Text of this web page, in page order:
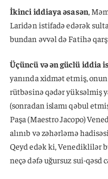
İkinci iddiaya əsasən,
Laridən istifadə edərək
bundan əvvəl də Fatihə
Üçüncü və ən güclü iddia
yanında xidmət etmiş,
rütbəsinə qədər yüksəlmiş
(sonradan islamı qəbul
Paşa (Maestro Jacopo)
alınıb və zəhərləmə
Qeyd edək ki, Venediklilər
neçə dəfə uğursuz sui-qəsd